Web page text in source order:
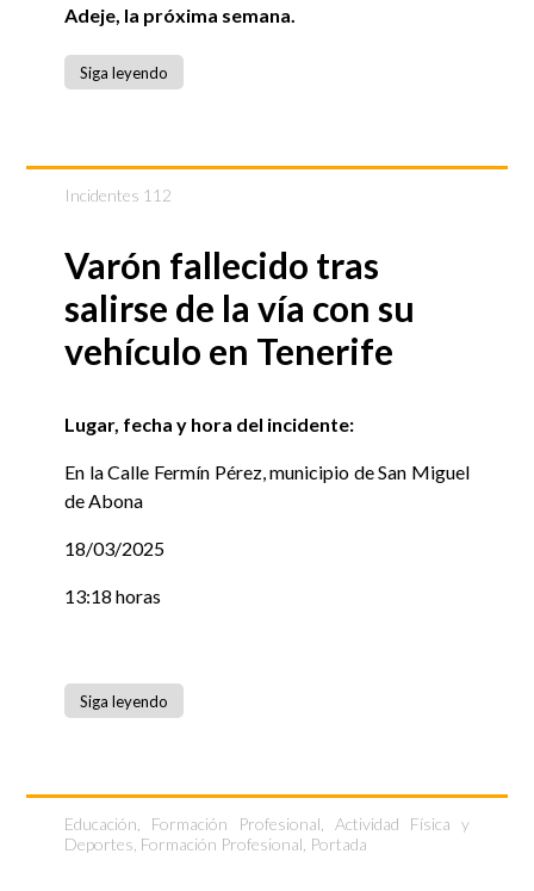
Adeje, la próxima semana.
Siga leyendo
Incidentes 112
Varón fallecido tras
salirse de la vía con su
vehículo en Tenerife
Lugar, fecha y hora del incidente:
En la Calle Fermín Pérez, municipio de San Miguel
de Abona
18/03/2025
13:18 horas
Siga leyendo
Educación, Formación Profesional, Actividad Física y
Deportes Formación Profesional Portada